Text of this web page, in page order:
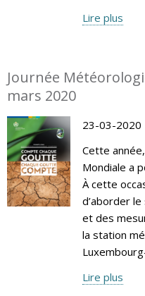
Lire plus
Journée
mars 2020
23-03-2020
Cette
Mondiale a
À cette
d’aborder
et des
la station
Lire plus